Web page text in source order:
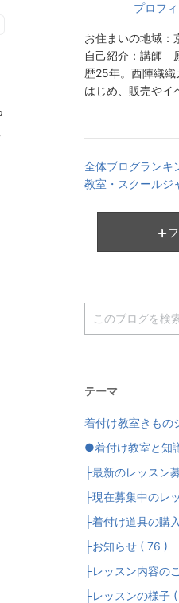
プロフ
お住まいの地域：
自己紹介： 講師
歴25年。西陣織
はじめ、販売やイ
全体ブログランキ
教室・スクールジ
テーマ
着付け教室きもの
●着付け教室と知
├最新のレッスン
├現在募集中のレ
├着付け道具の購
├お知らせ ( 76 )
├レッスン内容の
├レッスンの様子